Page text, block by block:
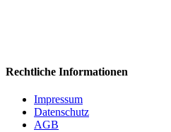
Rechtliche Informationen
Impressum
Datenschutz
AGB